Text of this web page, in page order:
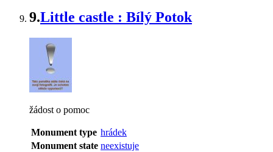
9.Little castle : Bílý Potok
žádost o pomoc
Monument type hrádek
Monument state neexistuje